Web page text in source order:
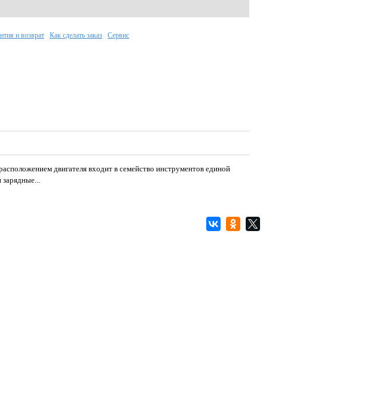
двигателя входит в семейство инструментов единой
и возврат Как сделать заказ Сервис